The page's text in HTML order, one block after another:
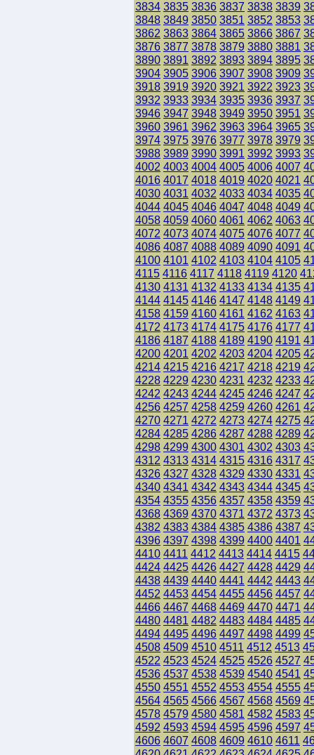
3834 3835 3836 3837 3838 3839
3848 3849 3850 3851 3852 3853
3862 3863 3864 3865 3866 3867
3876 3877 3878 3879 3880 3881
3890 3891 3892 3893 3894 3895
3904 3905 3906 3907 3908 3909
3918 3919 3920 3921 3922 3923
3932 3933 3934 3935 3936 3937
3946 3947 3948 3949 3950 3951
3960 3961 3962 3963 3964 3965
3974 3975 3976 3977 3978 3979
3988 3989 3990 3991 3992 3993
4002 4003 4004 4005 4006 4007
4016 4017 4018 4019 4020 4021
4030 4031 4032 4033 4034 4035
4044 4045 4046 4047 4048 4049
4058 4059 4060 4061 4062 4063
4072 4073 4074 4075 4076 4077
4086 4087 4088 4089 4090 4091
4100 4101 4102 4103 4104 4105
4115 4116 4117 4118 4119 4120
4130 4131 4132 4133 4134 4135
4144 4145 4146 4147 4148 4149
4158 4159 4160 4161 4162 4163
4172 4173 4174 4175 4176 4177
4186 4187 4188 4189 4190 4191
4200 4201 4202 4203 4204 4205
4214 4215 4216 4217 4218 4219
4228 4229 4230 4231 4232 4233
4242 4243 4244 4245 4246 4247
4256 4257 4258 4259 4260 4261
4270 4271 4272 4273 4274 4275
4284 4285 4286 4287 4288 4289
4298 4299 4300 4301 4302 4303
4312 4313 4314 4315 4316 4317
4326 4327 4328 4329 4330 4331
4340 4341 4342 4343 4344 4345
4354 4355 4356 4357 4358 4359
4368 4369 4370 4371 4372 4373
4382 4383 4384 4385 4386 4387
4396 4397 4398 4399 4400 4401
4410 4411 4412 4413 4414 4415
4424 4425 4426 4427 4428 4429
4438 4439 4440 4441 4442 4443
4452 4453 4454 4455 4456 4457
4466 4467 4468 4469 4470 4471
4480 4481 4482 4483 4484 4485
4494 4495 4496 4497 4498 4499
4508 4509 4510 4511 4512 4513
4522 4523 4524 4525 4526 4527
4536 4537 4538 4539 4540 4541
4550 4551 4552 4553 4554 4555
4564 4565 4566 4567 4568 4569
4578 4579 4580 4581 4582 4583
4592 4593 4594 4595 4596 4597
4606 4607 4608 4609 4610 4611